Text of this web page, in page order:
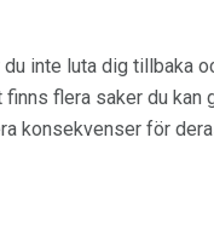
inte luta dig tillbaka
flera saker du kan
konsekvenser för